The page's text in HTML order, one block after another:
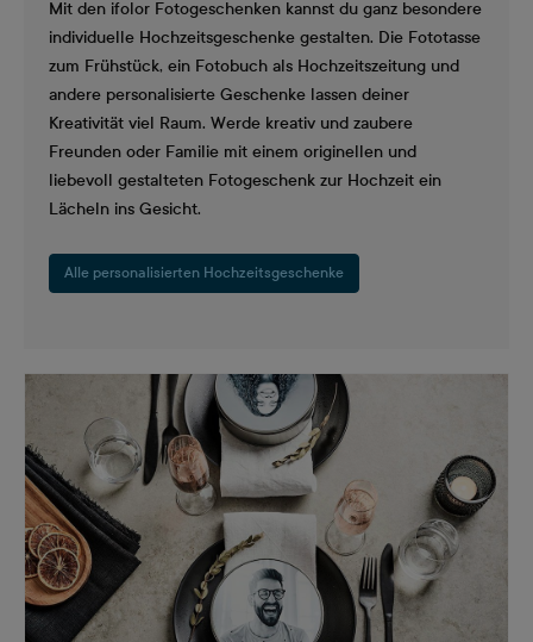
Mit den ifolor Fotogeschenken kannst du ganz besondere
individuelle Hochzeitsgeschenke gestalten. Die Fototasse
zum Frühstück, ein Fotobuch als Hochzeitszeitung und
andere personalisierte Geschenke lassen deiner
Kreativität viel Raum. Werde kreativ und zaubere
Freunden oder Familie mit einem originellen und
liebevoll gestalteten Fotogeschenk zur Hochzeit ein
Lächeln ins Gesicht.
Alle personalisierten Hochzeitsgeschenke